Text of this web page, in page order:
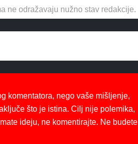
ne odražavaju nužno stav redakcije.
komentatora, nego vaše mišljenje,
što je istina. Cilj nije polemika,
ideju, ne komentirajte. Ne budete